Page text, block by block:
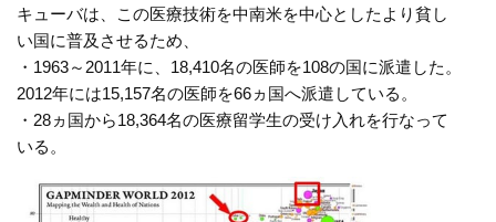
キューバは、この医療技術を中南米を中心としたより貧し
い国に普及させるため、
・1963～2011年に、18,410名の医師を108の国に派遣した。
2012年には15,157名の医師を66ヵ国へ派遣している。
・28ヵ国から18,364名の医療留学生の受け入れを行なって
いる。